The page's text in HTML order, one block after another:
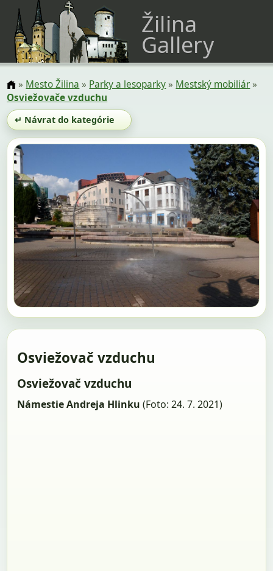
Žilina
Gallery
» Mesto Žilina » Parky a lesoparky» Mestský mobiliár»
Osviežovače vzduchu
↵ Návrat do kategórie
Osviežovač vzduchu
Osviežovač vzduchu
Námestie Andreja Hlinku (Foto: 24. 7. 2021)